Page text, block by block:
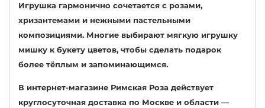
Игрушка гармонично сочетается с розами,
хризантемами и нежными пастельными
композициями. Многие выбирают мягкую игрушку
мишку к букету цветов, чтобы сделать подарок
более тёплым и запоминающимся.
В интернет-магазине Римская Роза действует
круглосуточная доставка по Москве и области —